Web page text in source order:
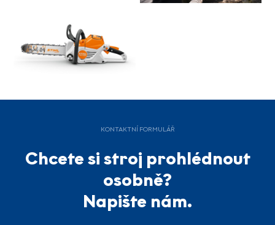
KONTAKTNÍ FORMULÁŘ
Chcete si stroj prohlédnout
osobně?
Napište nám.